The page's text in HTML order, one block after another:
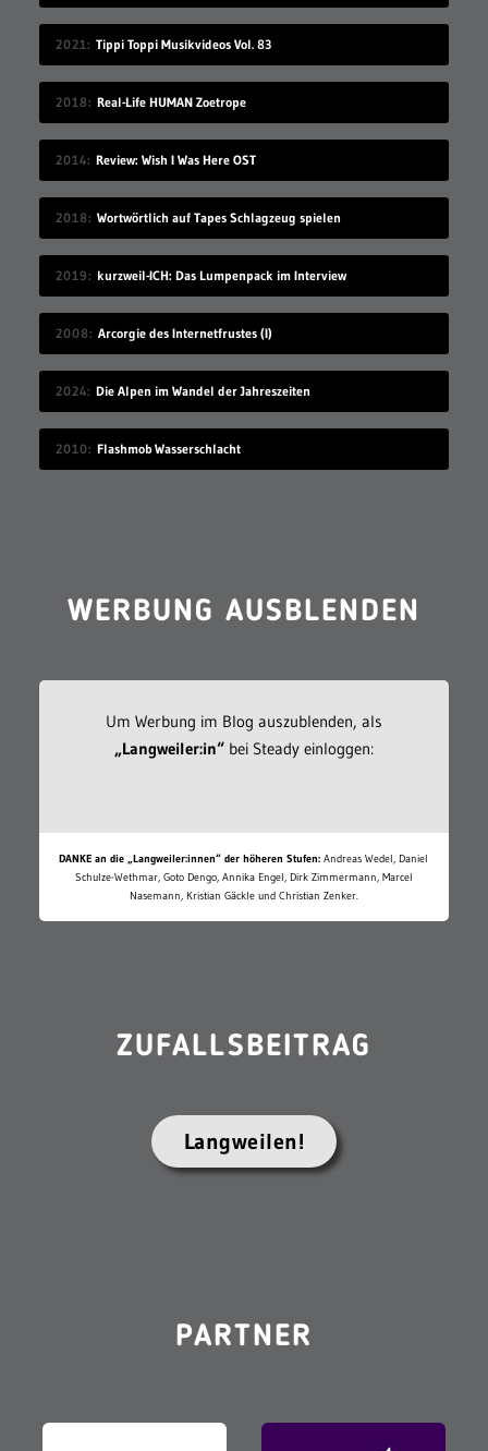
2021 Tippi Toppi Musikvideos Vol. 83
2018 Real-Life HUMAN Zoetrope
2014 Review: Wish I Was Here OST
2018 Wortwörtlich auf Tapes Schlagzeug spielen
2019 kurzweil-ICH: Das Lumpenpack im Interview
2008 Arcorgie des Internetfrustes (I)
2024 Die Alpen im Wandel der Jahreszeiten
2010 Flashmob Wasserschlacht
WERBUNG AUSBLENDEN
Um Werbung im Blog auszublenden, als
„Langweiler:in“bei Steady einloggen:
DANKE an die „Langweiler:innen“ der höheren Stufen: Andreas Wedel, Daniel
Schulze-Wethmar, Goto Dengo, Annika Engel, Dirk Zimmermann, Marcel
Nasemann, Kristian Gäckle und Christian Zenker.
ZUFALLSBEITRAG
Langweilen!
PARTNER